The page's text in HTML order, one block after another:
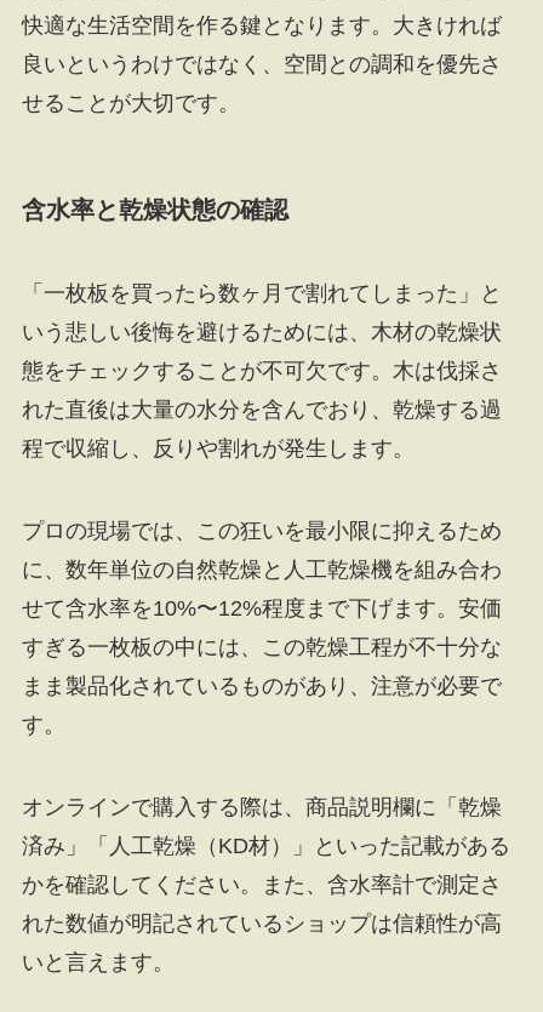
快適な生活空間を作る鍵となります。大きければ
良いというわけではなく、空間との調和を優先さ
せることが大切です。
含水率と乾燥状態の確認
「一枚板を買ったら数ヶ月で割れてしまった」と
いう悲しい後悔を避けるためには、木材の乾燥状
態をチェックすることが不可欠です。木は伐採さ
れた直後は大量の水分を含んでおり、乾燥する過
程で収縮し、反りや割れが発生します。
プロの現場では、この狂いを最小限に抑えるため
に、数年単位の自然乾燥と人工乾燥機を組み合わ
せて含水率を10%〜12%程度まで下げます。安価
すぎる一枚板の中には、この乾燥工程が不十分な
まま製品化されているものがあり、注意が必要で
す。
オンラインで購入する際は、商品説明欄に「乾燥
済み」「人工乾燥（KD材）」といった記載がある
かを確認してください。また、含水率計で測定さ
れた数値が明記されているショップは信頼性が高
いと言えます。